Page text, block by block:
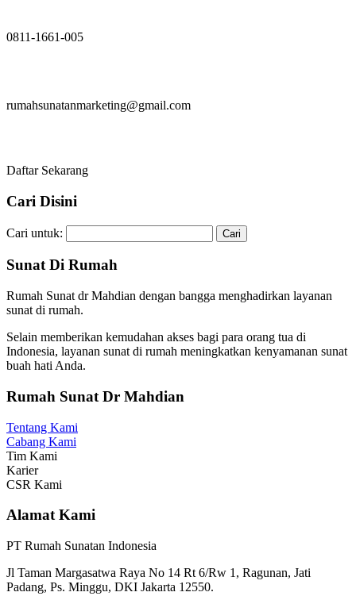
0811-1661-005
rumahsunatanmarketing@gmail.com
Daftar Sekarang
Cari Disini
Cari untuk:
Sunat Di Rumah
Rumah Sunat dr Mahdian dengan bangga menghadirkan layanan
sunat di rumah.
Selain memberikan kemudahan akses bagi para orang tua di
Indonesia, layanan sunat di rumah meningkatkan kenyamanan sunat
buah hati Anda.
Rumah Sunat Dr Mahdian
Tentang Kami
Cabang Kami
Tim Kami
Karier
CSR Kami
Alamat Kami
PT Rumah Sunatan Indonesia
Jl Taman Margasatwa Raya No 14 Rt 6/Rw 1, Ragunan, Jati
Padang, Ps. Minggu, DKI Jakarta 12550.